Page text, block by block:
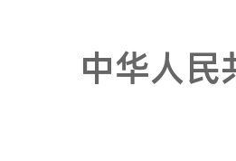
中华人民